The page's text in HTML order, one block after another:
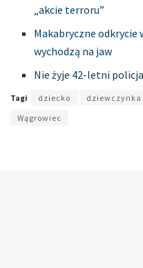
„akcie terroru”
Makabryczne odkrycie
wychodzą na jaw
Nie żyje 42-letni
Tagi dziecko dziewczynka
Wągrowiec